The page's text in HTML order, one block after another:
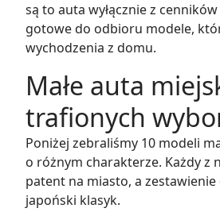
są to auta wyłącznie z
gotowe do odbioru modele,
wychodzenia z domu.
Małe auta
trafionych
Poniżej zebraliśmy 10 modeli
o różnym charakterze. Każdy z
patent na miasto, a
japoński klasyk.